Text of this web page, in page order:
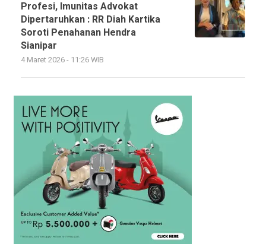
Profesi, Imunitas Advokat
Dipertaruhkan : RR Diah Kartika
Soroti Penahanan Hendra
Sianipar
4 Maret 2026 - 11:26 WIB